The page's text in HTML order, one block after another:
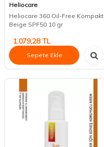
Heliocare
Heliocare 360 Oil-Free Kompakt
Beige SPF50 10 gr
1.079,28TL
Sepete Ekle